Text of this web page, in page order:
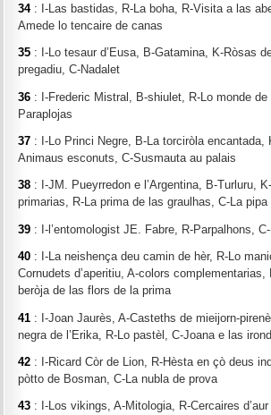
34: I-Las bastidas, R-La boha, R-Visita a las
Amede lo tencaire de canas
35 : I-Lo tesaur d’Eusa, B-Gatamina, K-Ròsas
pregadiu, C-Nadalet
36 : I-Frederic Mistral, B-shiulet, R-Lo monde
Paraplojas
37 : I-Lo Princi Negre, B-La torciròla encantada,
Animaus esconuts, C-Susmauta au palais
38 : I-JM. Pueyrredon e l’Argentina, B-Turluru,
primarias, R-La prima de las graulhas, C-La pipa
39 : I-l’entomologist JE. Fabre, R-Parpalhons,
40 : I-La neishença deu camin de hèr, R-Lo
Cornudets d’aperitiu, A-colors complementarias,
beròja de las flors de la prima
41 : I-Joan Jaurès, A-Casteths de mieijorn-
negra de l’Erika, R-Lo pastèl, C-Joana e las
42 : I-Ricard Còr de Lion, R-Hèsta en çò deus
pòtto de Bosman, C-La nubla de prova
43 : I-Los vikings, A-Mitologia, R-Cercaires